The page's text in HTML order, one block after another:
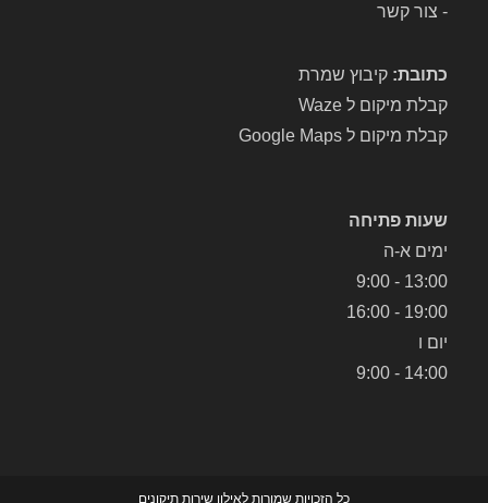
- צור קשר
כתובת: קיבוץ שמרת
קבלת מיקום ל Waze
קבלת מיקום ל Google Maps
שעות פתיחה
ימים א-ה
13:00 - 9:00
19:00 - 16:00
יום ו
14:00 - 9:00
כל הזכויות שמורות לאילון שירות תיקונים